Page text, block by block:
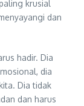
krusial
dan
hadir. Dia
dia
Dia tidak
dan harus